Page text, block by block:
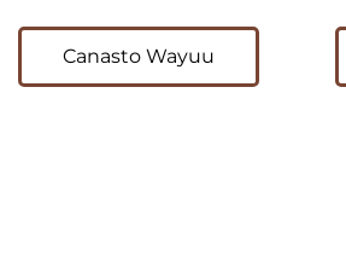
Canasto Wayuu